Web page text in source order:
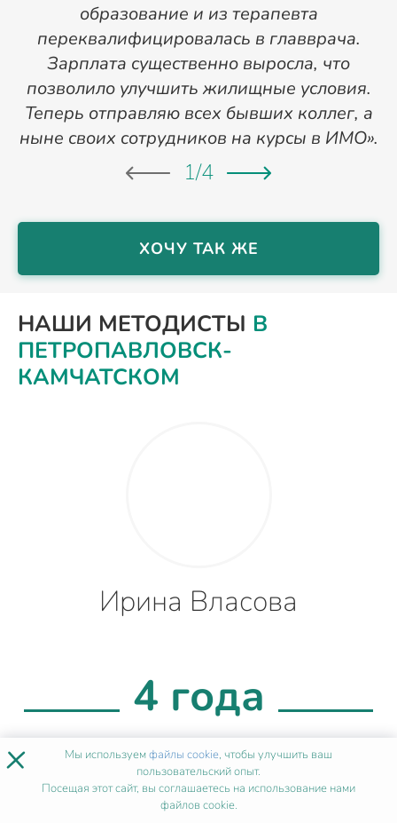
образование и из терапевта
переквалифицировалась в главврача.
Зарплата существенно выросла, что
позволило улучшить жилищные условия.
Теперь отправляю всех бывших коллег, а
ныне своих сотрудников на курсы в ИМО».
1/4
ХОЧУ ТАК ЖЕ
НАШИ МЕТОДИСТЫ В
ПЕТРОПАВЛОВСК-
КАМЧАТСКОМ
Ирина Власова
4 года
× Мы используемфайлы cookie, чтобы улучшить ваш
пользовательский опыт.
Посещая этот сайт, вы соглашаетесь на использование нами
файлов cookie.